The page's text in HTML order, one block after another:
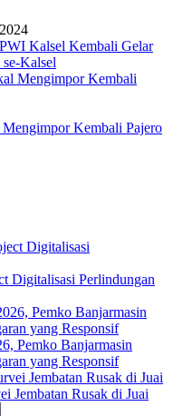
Kalsel Kembali Gelar
Kalsel
Kembali Pajero
Digitalisasi Perlindungan
Pemko Banjarmasin
yang Responsif
Jembatan Rusak di Juai